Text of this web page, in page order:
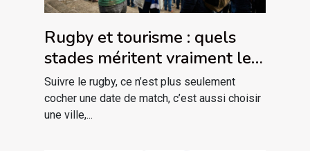
Rugby et tourisme : quels
stades méritent vraiment le
détour ?
Suivre le rugby, ce n’est plus seulement
cocher une date de match, c’est aussi choisir
une ville,...